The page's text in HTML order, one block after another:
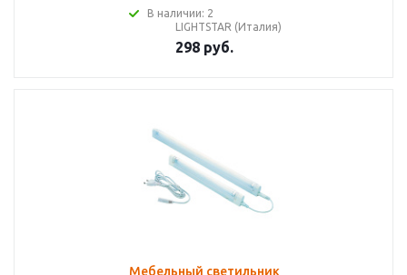
В наличии: 2
LIGHTSTAR (Италия)
298 руб.
Мебельный светильник